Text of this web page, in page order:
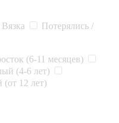
Вязка
Потерялись /
(6-11 месяцев)
(4-6 лет)
12 лет)